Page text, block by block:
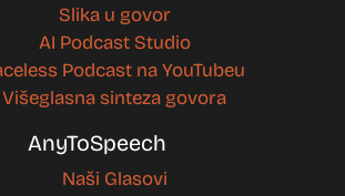
Slika u govor
AI Podcast Studio
Podcast na YouTubeu
Višeglasna sinteza govora
AnyToSpeech
Naši Glasovi